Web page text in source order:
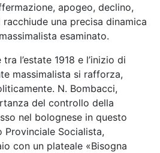
apogeo, declino,
una precisa dinamica
esaminato.
l’estate 1918 e l’inizio di
massimalista si rafforza,
N. Bombacci,
del controllo della
nel bolognese in questo
Provinciale Socialista,
con un plateale «Bisogna